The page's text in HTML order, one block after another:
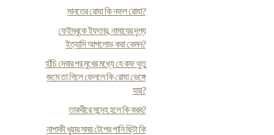
মানতের রোযা কি নফল রোযা?
ফেইসবুকে ইফতার, নামাযের দৃশ্য
ইত্যাদি আপলোড করা কেমন?
হাঁচি দেবার পর মুখের মধ্যে যে কফ থুতু
জমে তা গিলে ফেললে কি রোযা ভেঙ্গে
যায়?
তাকবীরে সন্দেহ হলে কি করব?
নাপাকী ধুয়ার সময় টেপের পানি ছিটা কি